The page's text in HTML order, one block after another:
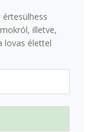
illetve,
lovas élettel